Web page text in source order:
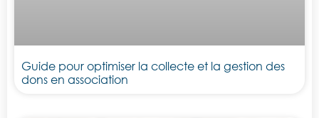
Guide pour optimiser la collecte et la gestion des
dons en association